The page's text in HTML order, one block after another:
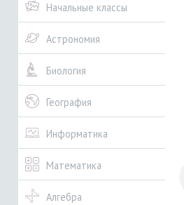
Начальные классы
Астрономия
Биология
География
Информатика
Математика
Алгебра